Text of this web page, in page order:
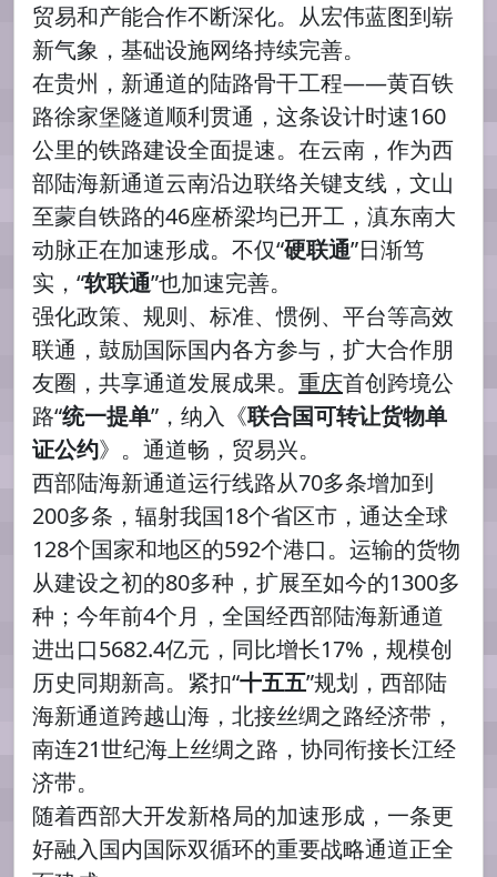
贸易和产能合作不断深化。从宏伟蓝图到崭
新气象，基础设施网络持续完善。
在贵州，新通道的陆路骨干工程——黄百铁
路徐家堡隧道顺利贯通，这条设计时速160
公里的铁路建设全面提速。在云南，作为西
部陆海新通道云南沿边联络关键支线，文山
至蒙自铁路的46座桥梁均已开工，滇东南大
动脉正在加速形成。不仅“硬联通”日渐笃
实，“软联通”也加速完善。
强化政策、规则、标准、惯例、平台等高效
联通，鼓励国际国内各方参与，扩大合作朋
友圈，共享通道发展成果。 重庆首创跨境公
路“统一提单”，纳入《联合国可转让货物单
证公约》。通道畅，贸易兴。
西部陆海新通道运行线路从70多条增加到
200多条，辐射我国18个省区市，通达全球
128个国家和地区的592个港口。运输的货物
从建设之初的80多种，扩展至如今的1300多
种；今年前4个月，全国经西部陆海新通道
进出口5682.4亿元，同比增长17%，规模创
历史同期新高。紧扣“十五五”规划，西部陆
海新通道跨越山海，北接丝绸之路经济带，
南连21世纪海上丝绸之路，协同衔接长江经
济带。
随着西部大开发新格局的加速形成，一条更
好融入国内国际双循环的重要战略通道正全